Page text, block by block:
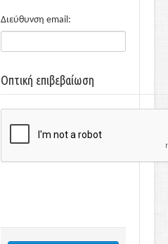
Διεύθυνση email:
Οπτική επιβεβαίωση